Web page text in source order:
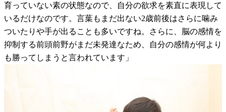
育っていない素の状態なので、自分の欲求を素直に表現して
いるだけなのです。言葉もまだ出ない2歳前後はさらに噛み
ついたりや手が出ることも多いですね。さらに、脳の感情を
抑制する前頭前野がまだ未発達なため、自分の感情が何より
も勝ってしまうと言われています」